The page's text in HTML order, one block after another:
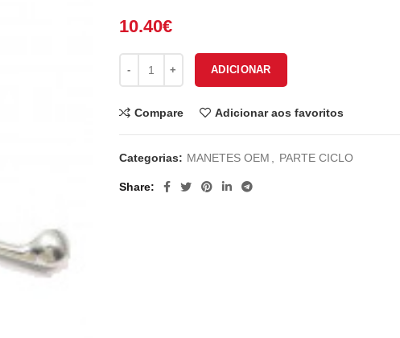
10.40€
ADICIONAR
Compare Adicionar aos favoritos
Categorias: MANETES OEM PARTE CICLO
Share